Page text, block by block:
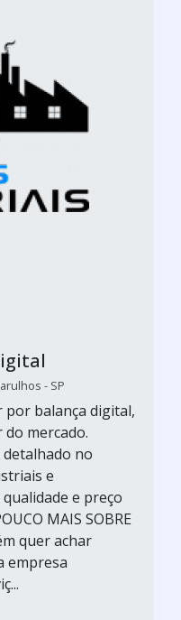
- SP
por balança digital,
mercado.
no
e
e preço
MAIS SOBRE
quer achar
empresa